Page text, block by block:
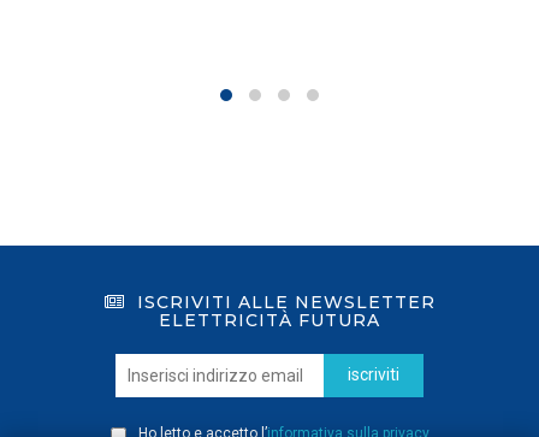
ISCRIVITI ALLE NEWSLETTER
ELETTRICITÀ FUTURA
iscriviti